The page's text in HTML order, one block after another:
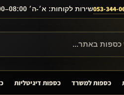
053-344-שירות לקוחות: א׳-ה׳ 08:00–18:00, ו׳ 08:00–13:00
כספות למשרד כספות דיגיטליות